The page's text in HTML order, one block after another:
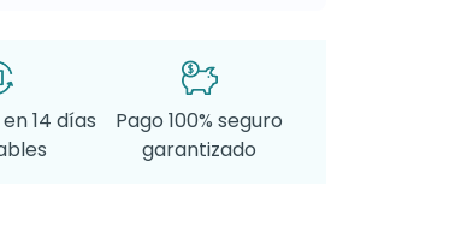
14 días
Pago 100% seguro
garantizado